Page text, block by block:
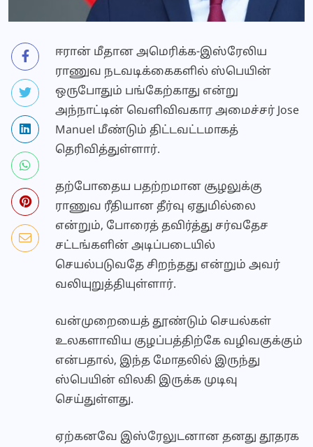
ஈரான் மீதான அமெரிக்க-இஸ்ரேலிய
ராணுவ நடவடிக்கைகளில் ஸ்பெயின்
ஒருபோதும் பங்கேற்காது என்று
அந்நாட்டின் வெளிவிவகார அமைச்சர் Jose
Manuel மீண்டும் திட்டவட்டமாகத்
தெரிவித்துள்ளார்.
தற்போதைய பதற்றமான சூழலுக்கு
ராணுவ ரீதியான தீர்வு ஏதுமில்லை
என்றும், போரைத் தவிர்த்து சர்வதேச
சட்டங்களின் அடிப்படையில்
செயல்படுவதே சிறந்தது என்றும் அவர்
வலியுறுத்தியுள்ளார்.
வன்முறையைத் தூண்டும் செயல்கள்
உலகளாவிய குழப்பத்திற்கே வழிவகுக்கும்
என்பதால், இந்த மோதலில் இருந்து
ஸ்பெயின் விலகி இருக்க முடிவு
செய்துள்ளது.
ஏற்கனவே இஸ்ரேலுடனான தனது தூதரக